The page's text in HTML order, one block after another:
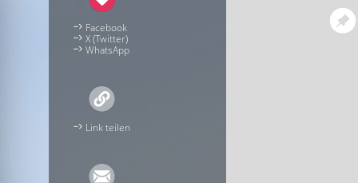
Facebook
X (Twitter)
WhatsApp
Link teilen